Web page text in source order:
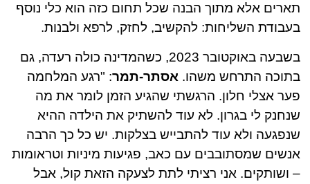
תארים אלא מתוך הבנה שכל תחום כזה הוא כלי נוסף
בעבודת השליחות: להקשיב, לחזק, לרפא ולבנות.
בשבעה באוקטובר 2023, כשהמדינה כולה רעדה, גם
בתוכה התרחש משהו. אסתר-תמר: "רגע המלחמה
פער אצלי חלון. הרגשתי שהגיע הזמן לומר את מה
שנחנק לי בגרון. לא עוד להשתיק את הילדה ההיא
שנפגעה ולא עוד להתבייש בצלקות. יש כל כך הרבה
אנשים שמסתובבים עם כאב, פגיעות מיניות וטראומות
– ושותקים. אני רציתי לתת לצעקה הזאת קול, אבל